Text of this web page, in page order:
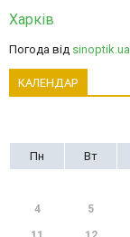
Харків
Погода від sinoptik.ua
КАЛЕНДАР
Пн
Вт
4 5